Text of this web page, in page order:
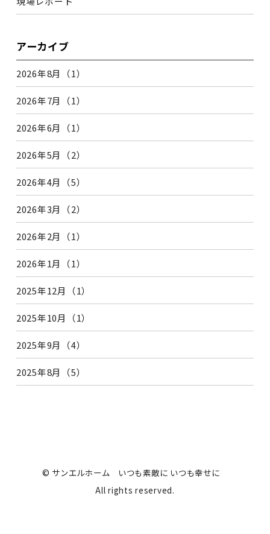
アーカイブ
2026年8月（1）
2026年7月（1）
2026年6月（1）
2026年5月（2）
2026年4月（5）
2026年3月（2）
2026年2月（1）
2026年1月（1）
2025年12月（1）
2025年10月（1）
2025年9月（4）
2025年8月（5）
© サンエルホーム いつも素敵に いつも幸せに
All rights reserved.